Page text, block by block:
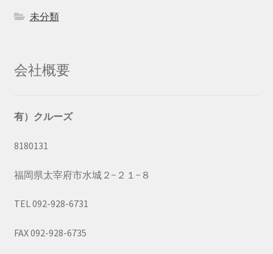
未分類
会社概要
有）クルーズ
8180131
福岡県太宰府市水城２−２１−８
TEL 092-928-6731
FAX 092-928-6735